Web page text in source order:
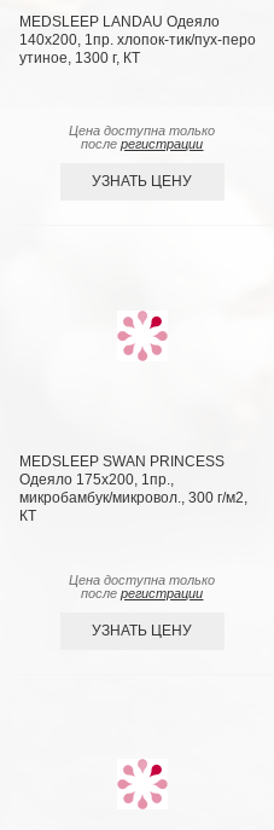
MEDSLEEP LANDAU Одеяло
140х200, 1пр. хлопок-тик/пух-перо
утиное, 1300 г, КТ
Цена доступна только
послерегистрации
УЗНАТЬ ЦЕНУ
MEDSLEEP SWAN PRINCESS
Одеяло 175х200, 1пр.,
микробамбук/микровол., 300 г/м2,
КТ
Цена доступна только
послерегистрации
УЗНАТЬ ЦЕНУ